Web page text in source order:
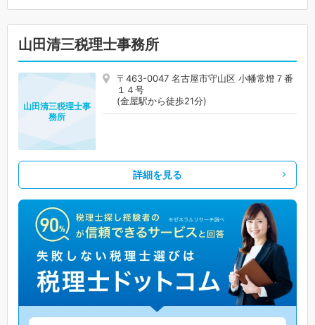
山田清三税理士事務所
〒463-0047 名古屋市守山区 小幡常燈７番
１４号
(金屋駅から徒歩21分)
山田清三税理士事
務所
詳細を見る